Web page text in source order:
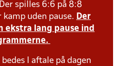
spilles 6:6 på 8:8
uden pause. Der
ekstra lang pause ind
I aftale på dagen